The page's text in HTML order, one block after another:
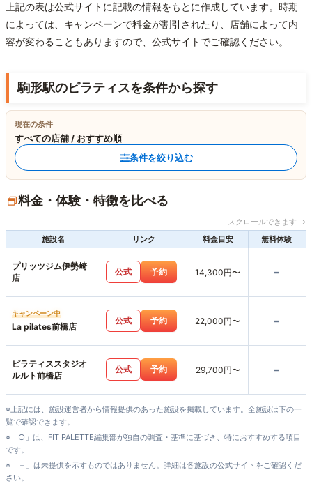
上記の表は公式サイトに記載の情報をもとに作成しています。時期
によっては、キャンペーンで料金が割引されたり、店舗によって内
容が変わることもありますので、公式サイトでご確認ください。
駒形駅のピラティスを条件から探す
現在の条件
すべての店舗 / おすすめ順
条件を絞り込む
料金・体験・特徴を比べる
スクロールできます →
施設名
リンク 料金目安 無料体験
プリッツジム伊勢崎
店
公式 予約 14,300円〜 -
キャンペーン中
La pilates前橋店
公式 予約 22,000円〜 -
ピラティススタジオ
ルルト前橋店
公式 予約 29,700円〜 -
※上記には、施設運営者から情報提供のあった施設を掲載しています。全施設は下の一
覧で確認できます。
※「○」は、FIT PALETTE編集部が独自の調査・基準に基づき、特におすすめする項目
です。
※「－」は未提供を示すものではありません。詳細は各施設の公式サイトをご確認くだ
さい。